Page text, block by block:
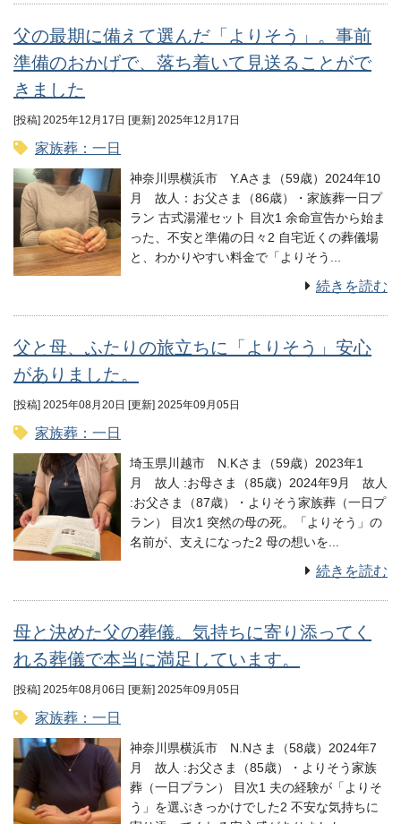
父の最期に備えて選んだ「よりそう」。事前
準備のおかげで、落ち着いて見送ることがで
きました
[投稿] 2025年12月17日 [更新] 2025年12月17日
家族葬：一日
神奈川県横浜市 Y.Aさま（59歳）2024年10
月 故人：お父さま（86歳）・家族葬一日プ
ラン 古式湯灌セット 目次1 余命宣告から始ま
った、不安と準備の日々2 自宅近くの葬儀場
と、わかりやすい料金で「よりそう...
続きを読む
父と母、ふたりの旅立ちに「よりそう」安心
がありました。
[投稿] 2025年08月20日 [更新] 2025年09月05日
家族葬：一日
埼玉県川越市 N.Kさま（59歳）2023年1
月 故人 :お母さま（85歳）2024年9月 故人
:お父さま（87歳）・よりそう家族葬（一日プ
ラン） 目次1 突然の母の死。「よりそう」の
名前が、支えになった2 母の想いを...
続きを読む
母と決めた父の葬儀。気持ちに寄り添ってく
れる葬儀で本当に満足しています。
[投稿] 2025年08月06日 [更新] 2025年09月05日
家族葬：一日
神奈川県横浜市 N.Nさま（58歳）2024年7
月 故人 :お父さま（85歳）・よりそう家族
葬（一日プラン） 目次1 夫の経験が「よりそ
う」を選ぶきっかけでした2 不安な気持ちに